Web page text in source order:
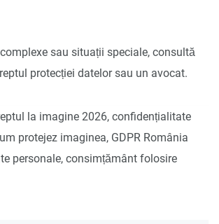
sau situații speciale, consultă
protecției datelor sau un avocat.
la imagine 2026, confidențialitate
protejez imaginea, GDPR România
personale, consimțământ folosire